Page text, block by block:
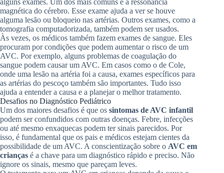
magnética do cérebro. Esse exame ajuda a ver se houve
alguma lesão ou bloqueio nas artérias. Outros exames, como a
tomografia computadorizada, também podem ser usados.
Às vezes, os médicos também fazem exames de sangue. Eles
procuram por condições que podem aumentar o risco de um
AVC. Por exemplo, alguns problemas de coagulação do
sangue podem causar um AVC. Em casos como o de Cole,
onde uma lesão na artéria foi a causa, exames específicos para
as artérias do pescoço também são importantes. Tudo isso
ajuda a entender a causa e a planejar o melhor tratamento.
Desafios no Diagnóstico Pediátrico
Um dos maiores desafios é que os sintomas de AVC infantil
podem ser confundidos com outras doenças. Febre, infecções
ou até mesmo enxaquecas podem ter sinais parecidos. Por
isso, é fundamental que os pais e médicos estejam cientes da
possibilidade de um AVC. A conscientização sobre o AVC em
crianças é a chave para um diagnóstico rápido e preciso. Não
ignore os sinais, mesmo que pareçam leves.